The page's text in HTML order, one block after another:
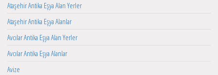
Ataşehir Antika Eşya Alan Yerler
Ataşehir Antika Eşya Alanlar
Avcılar Antika Eşya Alan Yerler
Avcılar Antika Eşya Alanlar
Avize